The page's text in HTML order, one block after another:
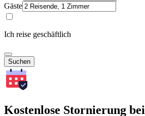
Gäste
Ich reise geschäftlich
Suchen
Kostenlose Stornierung bei